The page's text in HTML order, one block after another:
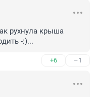
рухнула крыша
-:)...
+6 –1